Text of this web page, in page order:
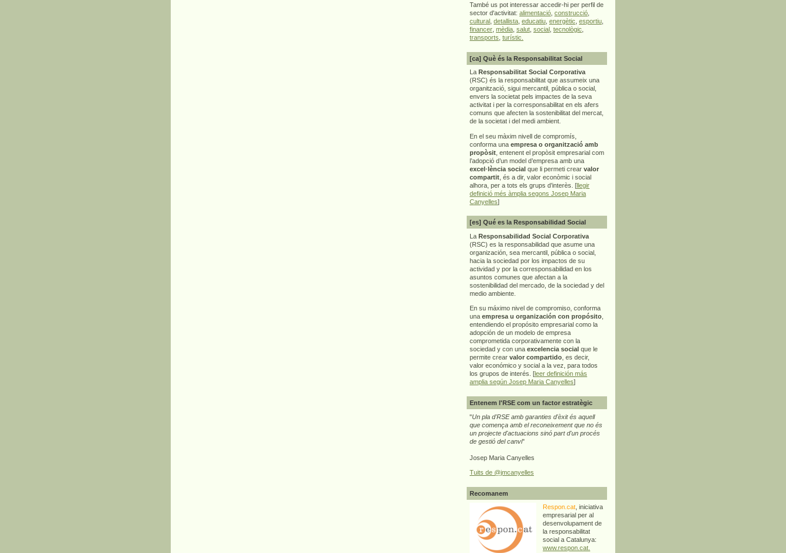
També us pot interessar accedir-hi per perfil de
sector d'activitat: alimentació construcció
cultural detallista educatiu energètic esportiu
financer mèdia salut social tecnològic
transports turístic.
[ca] Què és la Responsabilitat Social
La Responsabilitat Social Corporativa
(RSC) és la responsabilitat que assumeix una
organització, sigui mercantil, pública o social,
envers la societat pels impactes de la seva
activitat i per la corresponsabilitat en els afers
comuns que afecten la sostenibilitat del mercat,
de la societat i del medi ambient.
En el seu màxim nivell de compromís,
conforma una empresa o organització amb
propòsit , entenent el propòsit empresarial com
l’adopció d’un model d’empresa amb una
excel·lència social que li permeti crear valor
compartit , és a dir, valor econòmic i social
alhora, per a tots els grups d’interès. [llegir
definició més àmplia segons Josep Maria
Canyelles]
[es] Qué es la Responsabilidad Social
La Responsabilidad Social Corporativa
(RSC) es la responsabilidad que asume una
organización, sea mercantil, pública o social,
hacia la sociedad por los impactos de su
actividad y por la corresponsabilidad en los
asuntos comunes que afectan a la
sostenibilidad del mercado, de la sociedad y del
medio ambiente.
En su máximo nivel de compromiso, conforma
una empresa u organización con propósito
entendiendo el propósito empresarial como la
adopción de un modelo de empresa
comprometida corporativamente con la
sociedad y con una excelencia social que le
permite crear valor compartido , es decir,
valor económico y social a la vez, para todos
los grupos de interés. [leer definición más
amplia según Josep Maria Canyelles]
Entenem l'RSE com un factor estratègic
"Un pla d'RSE amb garanties d'èxit és aquell
que comença amb el reconeixement que no és
un projecte d'actuacions sinó part d'un procés
de gestió del canvi"
Josep Maria Canyelles
Tuits de @jmcanyelles
Recomanem
Respon.cat , iniciativa
empresarial per al
desenvolupament de
la responsabilitat
social a Catalunya:
www.respon.cat.